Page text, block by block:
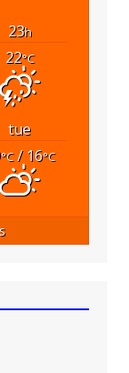
23h
22°C
tue
°C/ 16°C